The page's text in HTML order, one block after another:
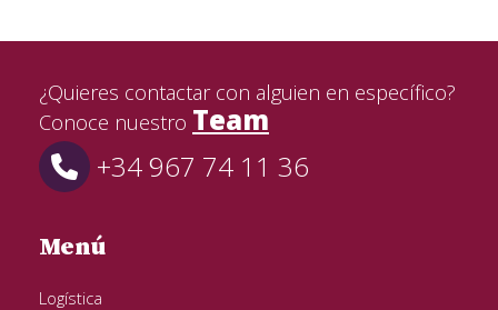
¿Quieres contactar con alguien en específico?
Conoce nuestro Team
+34 967 74 11 36
Menú
Logística